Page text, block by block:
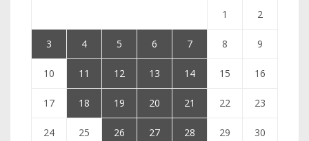
1 2
3 4 5 6 7 8 9
10 11 12 13 14 15 16
17 18 19 20 21 22 23
24 25 26 27 28 29 30